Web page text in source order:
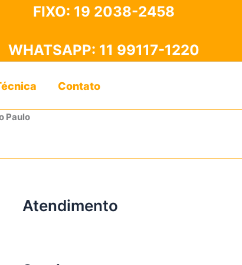
FIXO: 19 2038-2458
WHATSAPP: 11 99117-1220
Contato
Paulo
Atendimento